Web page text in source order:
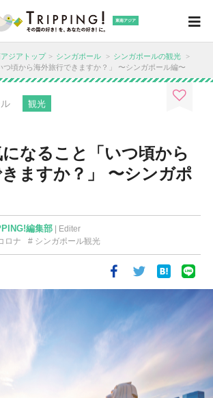
東南アジア
ジアトップ シンガポール
シンガポールの観光
頃から海外旅行できますか？」 〜シンガポール編〜
観光
なること「いつ頃から
ますか？」 〜シンガポ
編集部| Editer
ロナ シンガポール観光